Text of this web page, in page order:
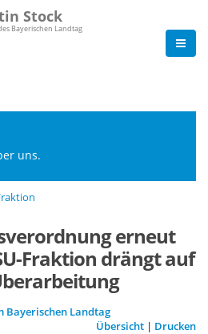
Stock
Bayerischen Landtag
uns.
erneut
Fraktion drängt auf
Bayerischen Landtag
Übersicht | Drucken